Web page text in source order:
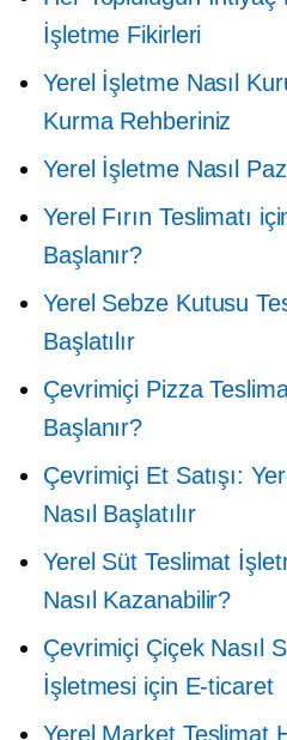
İşletme Fikirleri
Yerel İşletme Nasıl
Kurma Rehberiniz
Yerel İşletme Nasıl
Yerel Fırın Teslimatı
Başlanır?
Yerel Sebze Kutusu
Başlatılır
Çevrimiçi Pizza
Başlanır?
Çevrimiçi Et Satışı:
Nasıl Başlatılır
Yerel Süt Teslimat
Nasıl Kazanabilir?
Çevrimiçi Çiçek Nasıl
İşletmesi için E-ticaret
Yerel Market Teslimat